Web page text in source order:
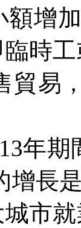
增
時
貿易
13年期
增長
市